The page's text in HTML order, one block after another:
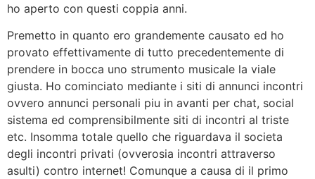
ho aperto con questi coppia anni.
Premetto in quanto ero grandemente causato ed ho
provato effettivamente di tutto precedentemente di
prendere in bocca uno strumento musicale la viale
giusta. Ho cominciato mediante i siti di annunci incontri
ovvero annunci personali piu in avanti per chat, social
sistema ed comprensibilmente siti di incontri al triste
etc. Insomma totale quello che riguardava il societa
degli incontri privati (ovverosia incontri attraverso
asulti) contro internet! Comunque a causa di il primo